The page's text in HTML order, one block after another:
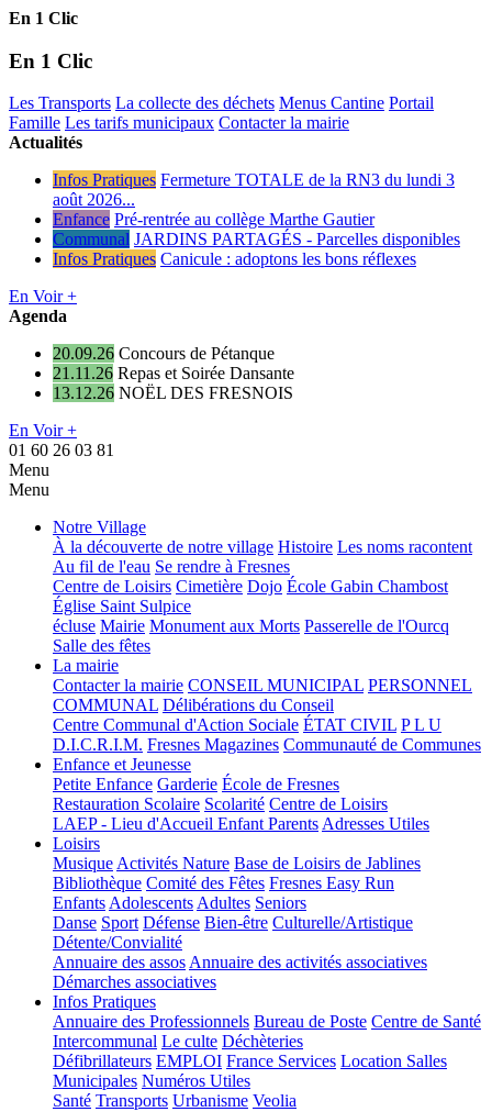
En 1 Clic
En 1 Clic
Les Transports La collecte des déchets Menus Cantine Portail
Famille Les tarifs municipaux Contacter la mairie
Actualités
Infos Pratiques Fermeture TOTALE de la RN3 du lundi 3
août 2026...
Enfance Pré-rentrée au collège Marthe Gautier
Communal JARDINS PARTAGÉS - Parcelles disponibles
Infos Pratiques Canicule : adoptons les bons réflexes
En Voir +
Agenda
20.09.26 Concours de Pétanque
21.11.26 Repas et Soirée Dansante
13.12.26 NOËL DES FRESNOIS
En Voir +
01 60 26 03 81
Menu
Menu
Notre Village
À la découverte de notre village Histoire Les noms racontent
Au fil de l'eau Se rendre à Fresnes
Centre de Loisirs Cimetière Dojo École Gabin Chambost
Église Saint Sulpice
écluse Mairie Monument aux Morts Passerelle de l'Ourcq
Salle des fêtes
La mairie
Contacter la mairie CONSEIL MUNICIPAL PERSONNEL
COMMUNAL Délibérations du Conseil
Centre Communal d'Action Sociale ÉTAT CIVIL P L U
D.I.C.R.I.M. Fresnes Magazines Communauté de Communes
Enfance et Jeunesse
Petite Enfance Garderie École de Fresnes
Restauration Scolaire Scolarité Centre de Loisirs
LAEP - Lieu d'Accueil Enfant ParentsAdresses Utiles
Loisirs
MusiqueActivités Nature Base de Loisirs de Jablines
Bibliothèque Comité des Fêtes Fresnes Easy Run
EnfantsAdolescentsAdultes Seniors
Danse Sport Défense Bien-être Culturelle/Artistique
Détente/Convialité
Annuaire des assosAnnuaire des activités associatives
Démarches associatives
Infos Pratiques
Annuaire des Professionnels Bureau de Poste Centre de Santé
Intercommunal Le culte Déchèteries
Défibrillateurs EMPLOI France Services Location Salles
Municipales Numéros Utiles
Santé Transports Urbanisme Veolia